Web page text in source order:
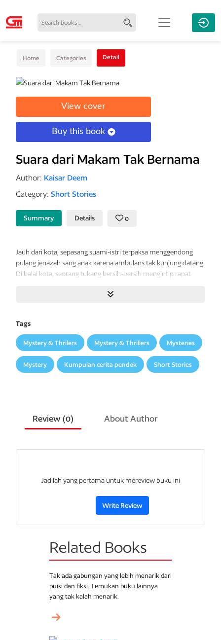
Home Categories Detail
View cover
Buy this book
Suara dari Makam Tak Bernama
Author: Kaisar Deem
Category: Short Stories
Summary Details 0
Jauh dari kota, sepasang suami-istri terpaksa menggendong
pulang jenazah sang anak karena ambulans tak kunjung datang.
Di balai kota, seorang tukang bersih-bersih mengintip rapat
pusat kota, seorang pemuda menerima pekerjaan untuk
Di suatu negara yang riuh, ada begitu banyak suara yang tak
terdengar. Dari suara yang penuh harapan, sampai suara yang
meminta pertolongan. Dalam kumpulan cerita
Makam
TakBernama, kita akan mendengar suara-suara lirih
Tags
Mystery & Thrilers Mystery & Thrillers Mysteries
Mystery Kumpulan cerita pendek Short Stories
Review (0) About Author
Jadilah yang pertama untuk mereview buku ini
Write Review
Related Books
Tak ada gabungan yang lebih menarik dari
puisi dan fiksi. Temukan buku lainnya
yang tak kalah menarik.